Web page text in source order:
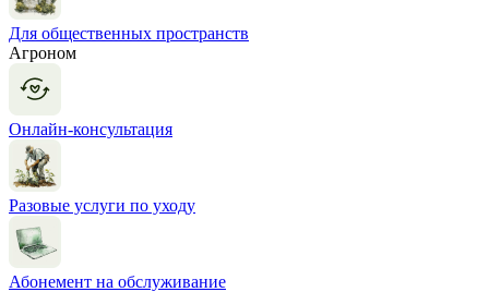
Для общественных пространств
Агроном
Онлайн-консультация
Разовые услуги по уходу
Абонемент на обслуживание